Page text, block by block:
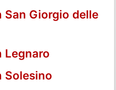
Giorgio delle
Legnaro
Solesino